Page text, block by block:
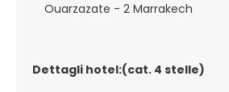
Ouarzazate - 2 Marrakech
Dettagli hotel:(cat. 4 stelle)